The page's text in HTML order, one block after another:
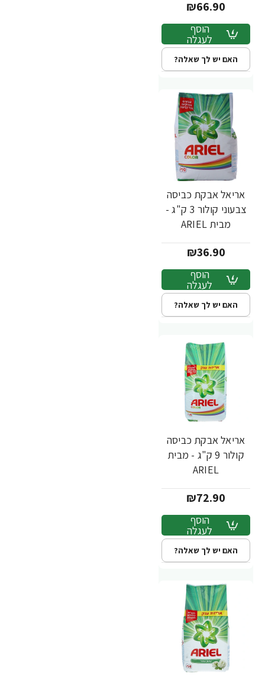
₪66.90
הוסף
לעגלה
האם יש לך שאלה?
אריאל אבקת כביסה
צבעוני קולור 3 ק"ג -
מבית ARIEL
₪36.90
הוסף
לעגלה
האם יש לך שאלה?
אריאל אבקת כביסה
קולור 9 ק"ג - מבית
ARIEL
₪72.90
הוסף
לעגלה
האם יש לך שאלה?